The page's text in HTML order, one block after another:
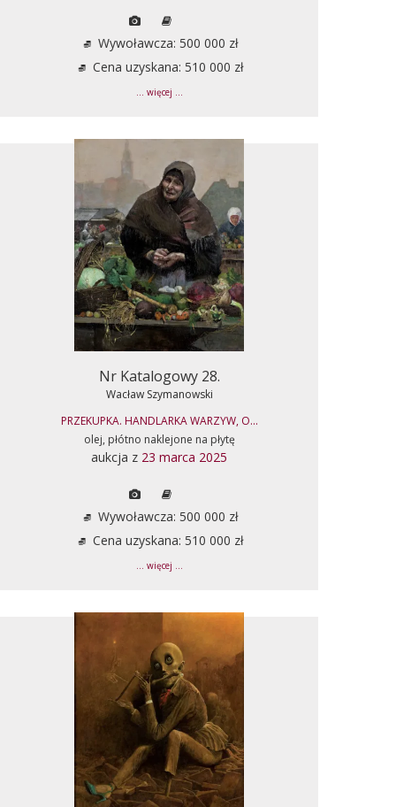
Wywoławcza: 500 000 zł
Cena uzyskana: 510 000 zł
... więcej ...
Nr Katalogowy 28.
Wacław Szymanowski
PRZEKUPKA. HANDLARKA WARZYW, O...
olej, płótno naklejone na płytę
aukcja z 23 marca 2025
Wywoławcza: 500 000 zł
Cena uzyskana: 510 000 zł
... więcej ...